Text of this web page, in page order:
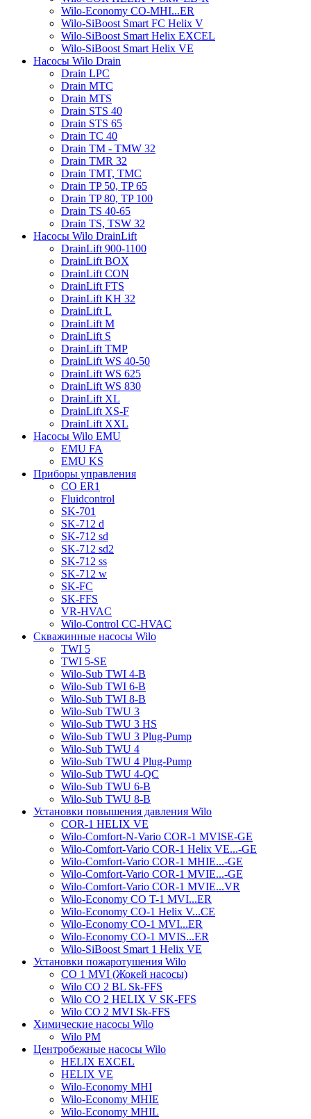
Wilo-Economy CO-MHI...ER
Wilo-SiBoost Smart FC Helix V
Wilo-SiBoost Smart Helix EXCEL
Wilo-SiBoost Smart Helix VE
Насосы Wilo Drain
Drain LPC
Drain MTC
Drain MTS
Drain STS 40
Drain STS 65
Drain TC 40
Drain TM - TMW 32
Drain TMR 32
Drain TMT, TMC
Drain TP 50, TP 65
Drain TP 80, TP 100
Drain TS 40-65
Drain TS, TSW 32
Насосы Wilo DrainLift
DrainLift 900-1100
DrainLift BOX
DrainLift CON
DrainLift FTS
DrainLift KH 32
DrainLift L
DrainLift M
DrainLift S
DrainLift TMP
DrainLift WS 40-50
DrainLift WS 625
DrainLift WS 830
DrainLift XL
DrainLift XS-F
DrainLift XXL
Насосы Wilo EMU
EMU FA
EMU KS
Приборы управления
CO ER1
Fluidcontrol
SK-701
SK-712 d
SK-712 sd
SK-712 sd2
SK-712 ss
SK-712 w
SK-FC
SK-FFS
VR-HVAC
Wilo-Control CC-HVAC
Скважинные насосы Wilo
TWI 5
TWI 5-SE
Wilo-Sub TWI 4-B
Wilo-Sub TWI 6-B
Wilo-Sub TWI 8-B
Wilo-Sub TWU 3
Wilo-Sub TWU 3 HS
Wilo-Sub TWU 3 Plug-Pump
Wilo-Sub TWU 4
Wilo-Sub TWU 4 Plug-Pump
Wilo-Sub TWU 4-QC
Wilo-Sub TWU 6-B
Wilo-Sub TWU 8-B
Установки повышения давления Wilo
COR-1 HELIX VE
Wilo-Comfort-N-Vario COR-1 MVISE-GE
Wilo-Comfort-Vario COR-1 Helix VE...-GE
Wilo-Comfort-Vario COR-1 MHIE...-GE
Wilo-Comfort-Vario COR-1 MVIE...-GE
Wilo-Comfort-Vario COR-1 MVIE...VR
Wilo-Economy CO T-1 MVI...ER
Wilo-Economy CO-1 Helix V...CE
Wilo-Economy CO-1 MVI...ER
Wilo-Economy CO-1 MVIS...ER
Wilo-SiBoost Smart 1 Helix VE
Установки пожаротушения Wilo
CO 1 MVI (Жокей насосы)
Wilo CO 2 BL Sk-FFS
Wilo CO 2 HELIX V SK-FFS
Wilo CO 2 MVI Sk-FFS
Химические насосы Wilo
Wilo PM
Центробежные насосы Wilo
HELIX EXCEL
HELIX VE
Wilo-Economy MHI
Wilo-Economy MHIE
Wilo-Economy MHIL